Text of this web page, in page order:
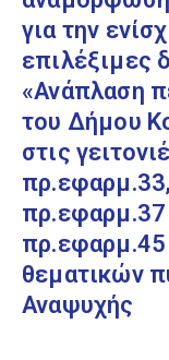
για την
επιλέξιμες
«Ανάπλαση
του Δήμου
στις
πρ.εφαρμ.33,
πρ.εφαρμ.37
πρ.εφαρμ.45
θεματικών
Αναψυχής